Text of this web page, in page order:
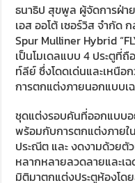
ธนาธิป สุขพูล ผู้จัดการฝ่า
เอส ออโต้ เซอร์วิส จำกัด
Spur Mulliner Hybrid
เป็นโมเดลแบบ 4 ประตูที่
ท์ลีย์ ซึ่งโดดเด่นและเหนือ
การตกแต่งภายนอกแบบเ
ชุดแต่งรอบคันที่ออกแบบ
พร้อมกับการตกแต่งภายใ
ประณีต และ งดงามด้วยตั
หลากหลายลวดลายและเ
มิติมาตกแต่งประตูห้องโดย